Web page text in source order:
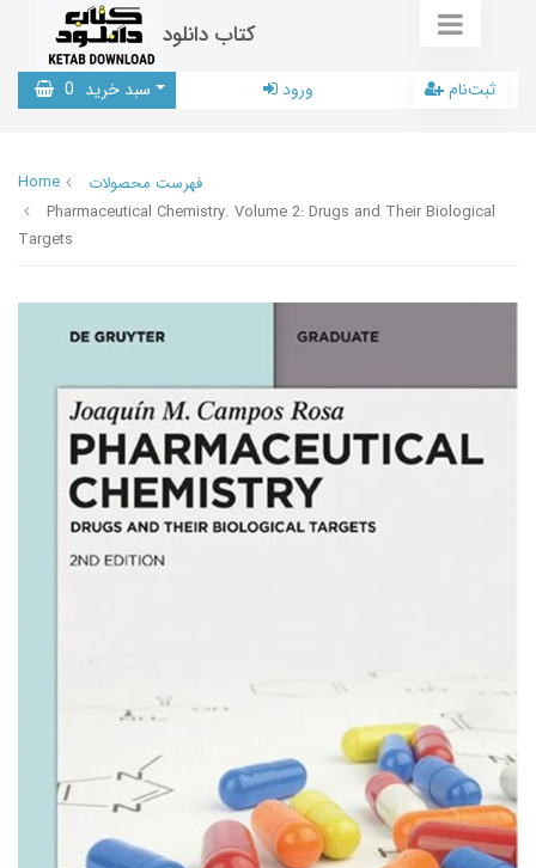
کتاب دانلود
سبد خرید 0 ورود ثبت‌نام
Home
فهرست محصولات
Pharmaceutical Chemistry. Volume 2: Drugs and Their Biological
Targets